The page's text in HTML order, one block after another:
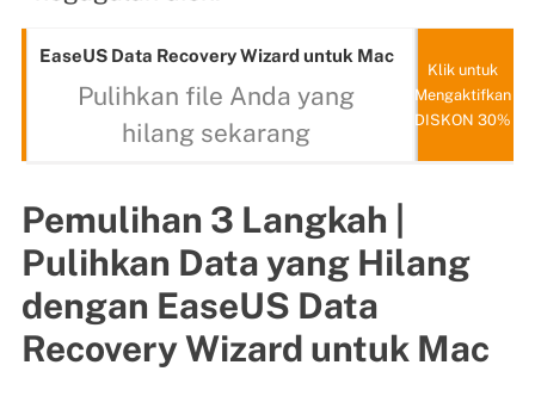
EaseUS Data Recovery Wizard untuk Mac
Pulihkan file Anda yang
hilang sekarang
Klik untuk
Mengaktifkan
DISKON 30%
Pemulihan 3 Langkah |
Pulihkan Data yang Hilang
dengan EaseUS Data
Recovery Wizard untuk Mac